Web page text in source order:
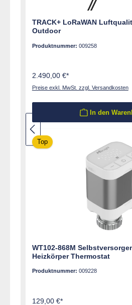
TRACK+ LoRaWAN
Outdoor
Produktnummer: 009258
2.490,00 €*
Preise exkl. MwSt. zzgl. Versandkosten
In den
Top
WT102-868M
Heizkörper Thermostat
Produktnummer: 009228
129,00 €*